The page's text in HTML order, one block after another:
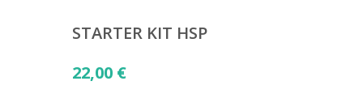
STARTER KIT HSP
22,00 €